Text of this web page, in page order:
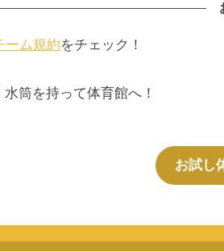
ーム規約をチェック！
筒を持って体育館へ！
お試し